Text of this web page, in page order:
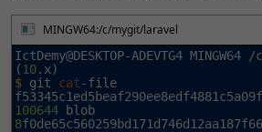
MINGW64:/c/mygit/laravel
IctDemy@DESKTOP-ADEVTG4
( 10
$ git cat-file
100644
8